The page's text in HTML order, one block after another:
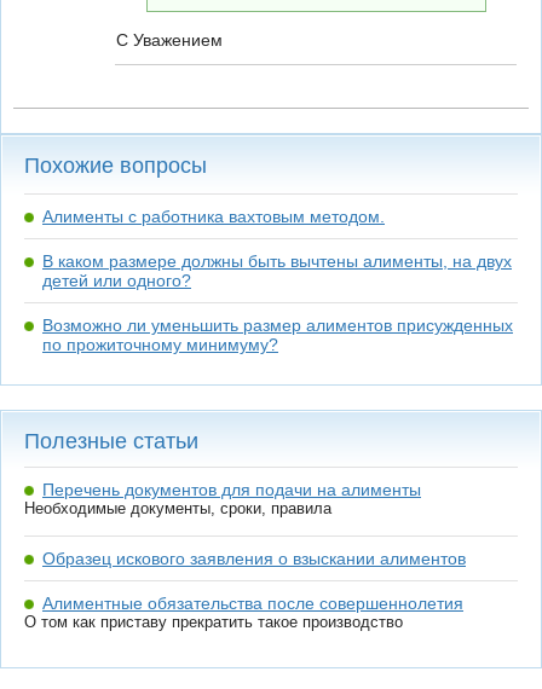
С Уважением
Похожие вопросы
Алименты с работника вахтовым методом.
В каком размере должны быть вычтены алименты, на двух
детей или одного?
Возможно ли уменьшить размер алиментов присужденных
по прожиточному минимуму?
Полезные статьи
Перечень документов для подачи на алименты
Необходимые документы, сроки, правила
Образец искового заявления о взыскании алиментов
Алиментные обязательства после совершеннолетия
О том как приставу прекратить такое производство